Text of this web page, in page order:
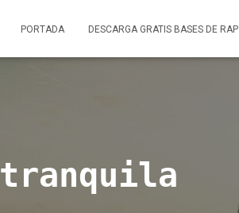
PORTADA DESCARGA GRATIS BASES DE RAP
tranquila